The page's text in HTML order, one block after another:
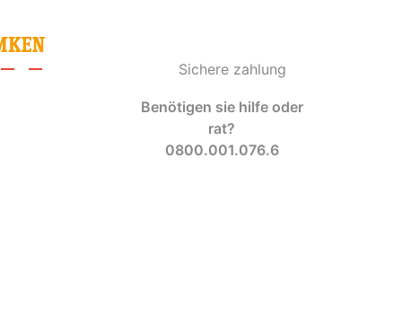
Sichere zahlung
Benötigen sie hilfe oder
rat?
0800.001.076.6